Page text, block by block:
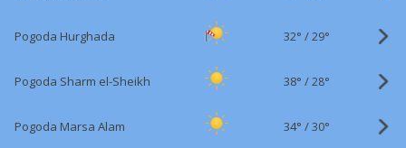
Pogoda Hurghada 32° /29°
Pogoda Sharm el-Sheikh 38° /28°
Pogoda Marsa Alam 34° /30°